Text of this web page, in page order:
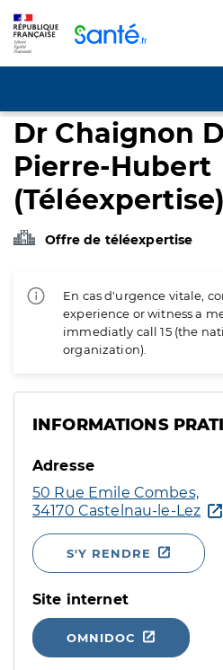
Dr Chaignon
Pierre-Hubert
(Téléexpertise)
Offre de téléexpertise
En cas d'urgence vitale,
experience or witness a
immediatly call 15 (the
organization).
INFORMATIONS
Adresse
50 Rue Emile Combes,
34170 Castelnau-le-Lez
S'Y RENDRE
Site internet
OMNIDOC